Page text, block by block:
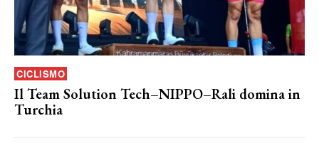
CICLISMO
Il Team Solution Tech–NIPPO–Rali domina in
Turchia